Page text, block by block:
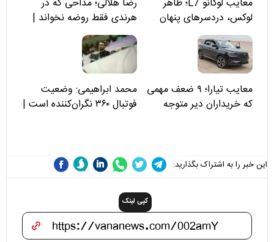
لوکس، دردسرهای پنهان
هرندی فقط روضه نخواند |
مسئولان «تکیه‌گاه آقا مرتضی
علی(ع)» را جدی‌تر ببینند
معایب تیارا؛ ۹ ضعف مهمی
که خریداران دیر متوجه
محمد ابراهیمی: وضعیت
فوتبال ۳۶۰ نگران‌کننده است |
این خبر را به اشتراک بگذارید:
کپی لینک